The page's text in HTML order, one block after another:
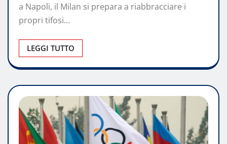
a Napoli, il Milan si prepara a riabbracciare i
propri tifosi…
LEGGI TUTTO